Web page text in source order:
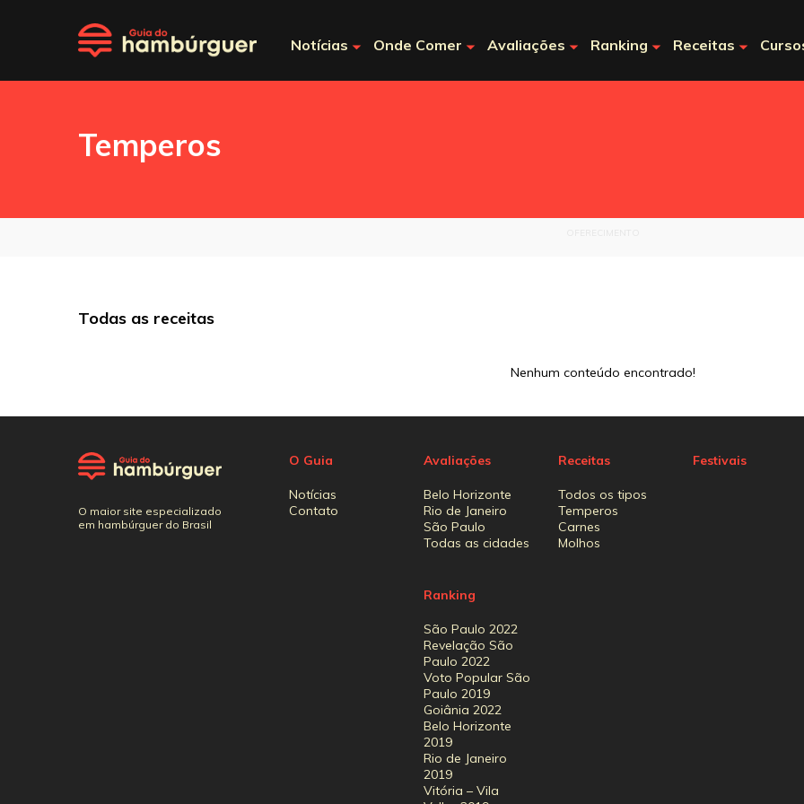
Notícias Onde Comer Avaliações Ranking Receitas
Temperos
Todas as receitas
Nenhum conteúdo encontrado!
O maior site especializado
em hambúrguer do Brasil
O Guia
Notícias
Contato
Avaliações
Belo Horizonte
Rio de Janeiro
São Paulo
Todas as cidades
Ranking
São Paulo 2022
Revelação São
Paulo 2022
Voto Popular São
Paulo 2019
Goiânia 2022
Belo Horizonte
2019
Rio de Janeiro
2019
Vitória – Vila
Receitas
Todos os tipos
Temperos
Carnes
Molhos
Festivais